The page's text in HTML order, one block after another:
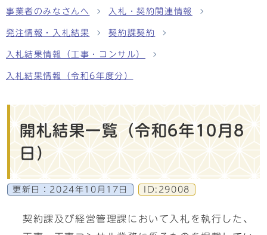
事業者のみなさんへ 入札・契約関連情報
発注情報・入札結果 契約課契約
入札結果情報（工事・コンサル）
入札結果情報（令和6年度分）
開札結果一覧（令和6年10月8
日）
更新日： 2024年10月17日 ID:29008
契約課及び経営管理課において入札を執行した、